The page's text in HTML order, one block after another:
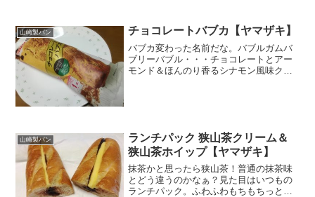
です。見た目もわかる全粒粉パン小麦に
隠れて、ほんの...
山崎製パン チョコレートバブカ【ヤマザキ】
バブカ変わった名前だな。バブルガムバ
ブリーバブル・・・チョコレートとアー
モンド＆ほんのり香るシナモン風味クッ
山崎製パン
ランチパック 狭山茶クリーム＆
狭山茶ホイップ【ヤマザキ】
抹茶かと思ったら狭山茶！普通の抹茶味
とどう違うのかなぁ？見た目はいつもの
ランチパック。ふわふわもちもちっとし